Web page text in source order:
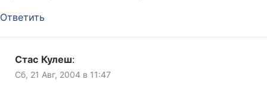
Ответить
Стас Кулеш:
Сб, 21 Авг, 2004 в 11:47